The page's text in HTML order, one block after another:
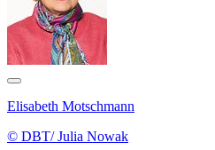
Elisabeth Motschmann
© DBT/ Julia Nowak